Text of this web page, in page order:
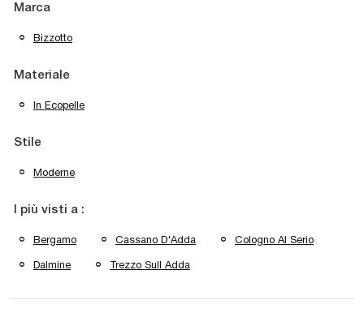
Marca
Bizzotto
Materiale
In Ecopelle
Stile
Moderne
I più visti a :
Bergamo Cassano D'Adda Cologno Al Serio
Dalmine Trezzo Sull Adda